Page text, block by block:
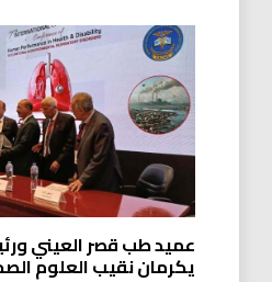
عميد طب قصر العيني
يكرمان نقيب العلوم